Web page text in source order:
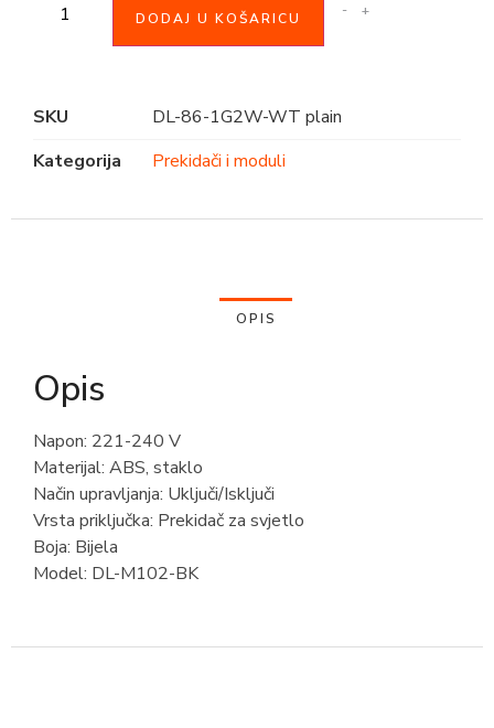
- +
DODAJ U KOŠARICU
SKU
DL-86-1G2W-WT plain
Kategorija
Prekidači i moduli
OPIS
Opis
Napon: 221-240 V
Materijal: ABS, staklo
Način upravljanja: Uključi/Isključi
Vrsta priključka: Prekidač za svjetlo
Boja: Bijela
Model: DL-M102-BK